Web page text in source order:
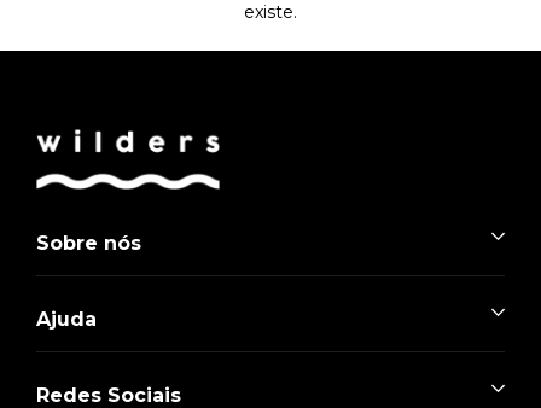
existe.
Sobre nós
Ajuda
Redes Sociais